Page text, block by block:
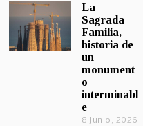
La
Sagrada
Familia,
historia de
un
monument
o
interminabl
e
8 junio, 2026